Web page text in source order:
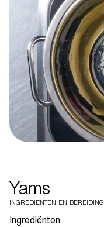
Yams
INGREDIËNTEN EN BEREIDING
Ingrediënten